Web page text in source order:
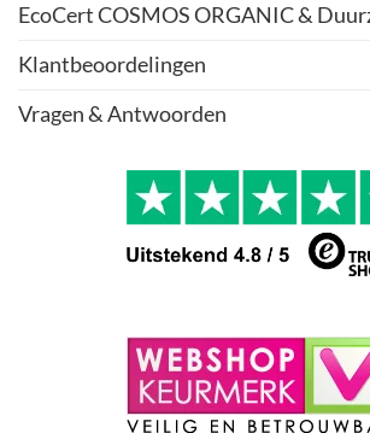
EcoCert COSMOS ORGANIC &
Klantbeoordelingen
Vragen & Antwoorden